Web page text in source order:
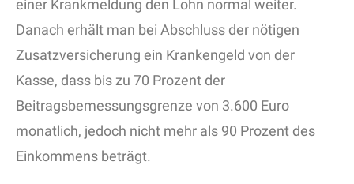
einer Krankmeldung den Lohn normal weiter.
Danach erhält man bei Abschluss der nötigen
Zusatzversicherung ein Krankengeld von der
Kasse, dass bis zu 70 Prozent der
Beitragsbemessungsgrenze von 3.600 Euro
monatlich, jedoch nicht mehr als 90 Prozent des
Einkommens beträgt.